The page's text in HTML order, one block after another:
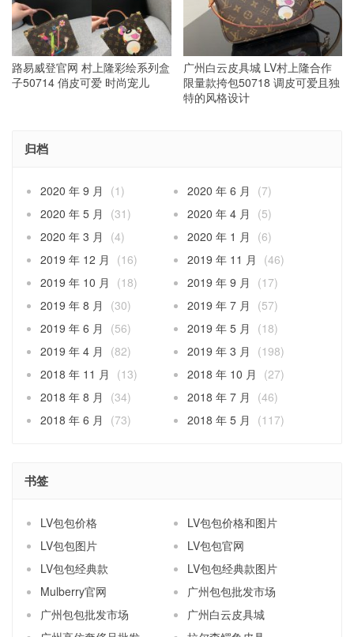
路易威登官网 村上隆彩绘系列盒
子50714 俏皮可爱 时尚宠儿
广州白云皮具城 LV村上隆合作
限量款挎包50718 调皮可爱且独
特的风格设计
归档
2020 年 9 月 (1) 2020 年 6 月
(7)
2020 年 5 月
(31) 2020 年 4 月
(5)
2020 年 3 月
(4) 2020 年 1 月
(6)
2019 年 12 月
(16) 2019 年 11 月
(46)
2019 年 10 月
(18) 2019 年 9 月
(17)
2019 年 8 月
(30) 2019 年 7 月
(57)
2019 年 6 月
(56) 2019 年 5 月
(18)
2019 年 4 月
(82) 2019 年 3 月
(198)
2018 年 11 月
(13) 2018 年 10 月
(27)
2018 年 8 月
(34) 2018 年 7 月
(46)
2018 年 6 月
(73) 2018 年 5 月 (117)
书签
LV包包价格
LV包包价格和图片
LV包包图片
LV包包官网
LV包包经典款
LV包包经典款图片
Mulberry官网
广州包包批发市场
广州包包批发市场
广州白云皮具城